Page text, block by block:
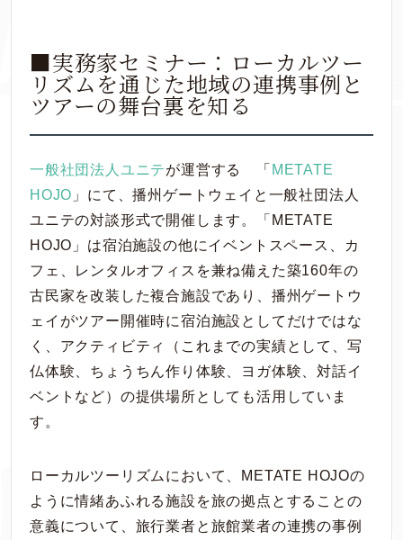
■実務家セミナー：ローカルツー
リズムを通じた地域の連携事例と
ツアーの舞台裏を知る
一般社団法人ユニテが運営する 「 METATE
HOJO 」にて、播州ゲートウェイと一般社団法人
ユニテの対談形式で開催します。「METATE
HOJO」は宿泊施設の他にイベントスペース、カ
フェ、レンタルオフィスを兼ね備えた築160年の
古民家を改装した複合施設であり、播州ゲートウ
ェイがツアー開催時に宿泊施設としてだけではな
く、アクティビティ（これまでの実績として、写
仏体験、ちょうちん作り体験、ヨガ体験、対話イ
ベントなど）の提供場所としても活用していま
す。
ローカルツーリズムにおいて、METATE HOJOの
ように情緒あふれる施設を旅の拠点とすることの
意義について、旅行業者と旅館業者の連携の事例